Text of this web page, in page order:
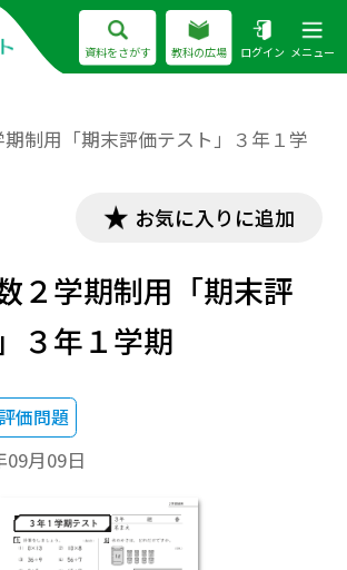
資料をさがす 教科の広場 ログイン メニュー
制用「期末評価テスト」３年１学
お気に入りに追加
２学期制用「期末評
３年１学期
評価問題
09月09日